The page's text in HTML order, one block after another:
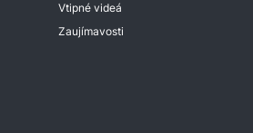
Vtipné videá
Zaujímavosti